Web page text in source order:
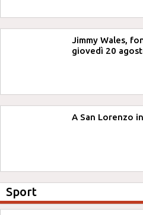
Jimmy Wales,
giovedì 20
A San Lorenzo
Sport